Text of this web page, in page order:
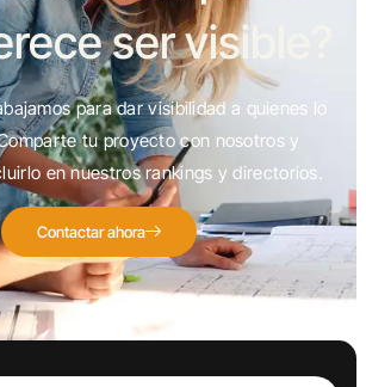
ser visible?
para dar visibilidad a quienes lo
tu proyecto con nosotros y
en nuestros rankings y directorios.
Contactar ahora